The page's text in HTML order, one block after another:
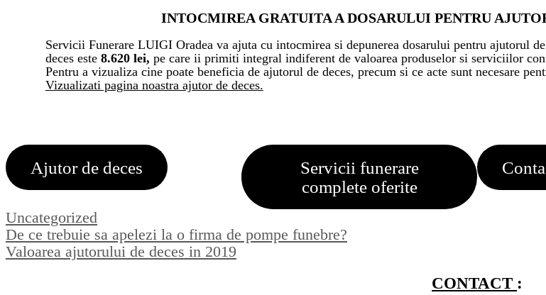
INTOCMIREA GRATUITA A DOSARULUI PENTRU
Servicii Funerare LUIGI Oradea va ajuta cu intocmirea si depunerea dosarului pentru ajutorul
deces este 8.620 lei, pe care ii primiti integral indiferent de valoarea produselor si serviciilor
Pentru a vizualiza cine poate beneficia de ajutorul de deces, precum si ce acte sunt necesare
Vizualizati pagina noastra ajutor de deces.
Ajutor de deces
Servicii funerare
complete oferite
Categorii
Uncategorized
De ce trebuie sa apelezi la o firma de pompe funebre?
Valoarea ajutorului de deces in 2019
CONTACT :